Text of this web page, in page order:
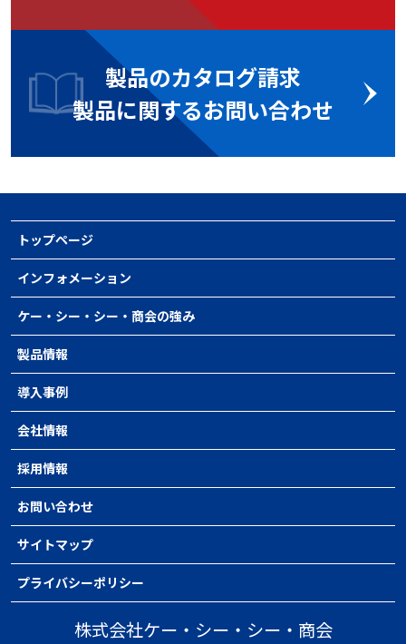
製品のカタログ請求
製品に関するお問い合わせ
トップページ
インフォメーション
ケー・シー・シー・商会の強み
製品情報
導入事例
会社情報
採用情報
お問い合わせ
サイトマップ
プライバシーポリシー
株式会社ケー・シー・シー・商会